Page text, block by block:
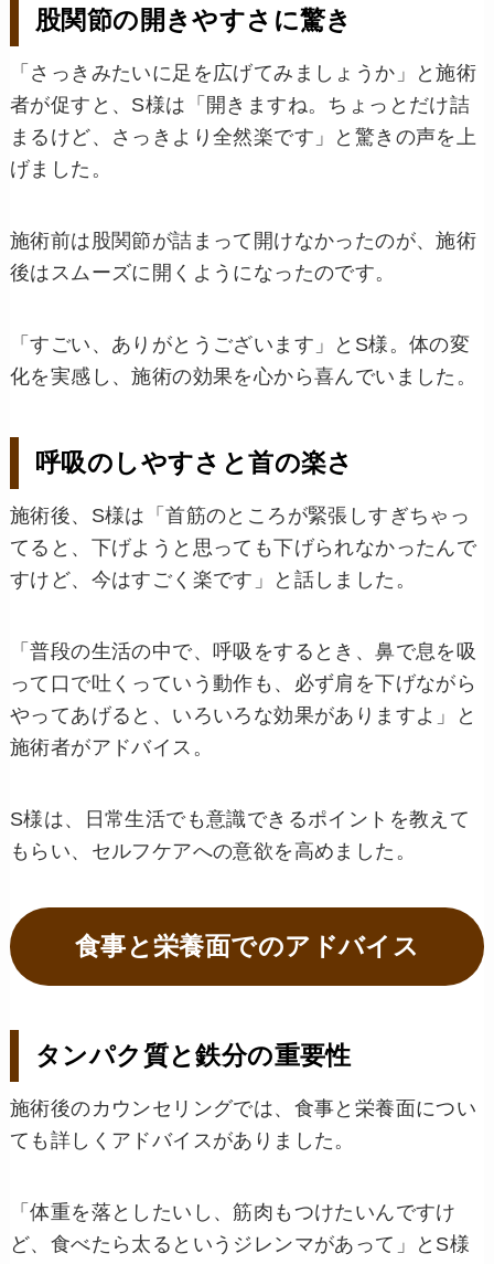
股関節の開きやすさに驚き
「さっきみたいに足を広げてみましょうか」と施術
者が促すと、S様は「開きますね。ちょっとだけ詰
まるけど、さっきより全然楽です」と驚きの声を上
げました。
施術前は股関節が詰まって開けなかったのが、施術
後はスムーズに開くようになったのです。
「すごい、ありがとうございます」とS様。体の変
化を実感し、施術の効果を心から喜んでいました。
呼吸のしやすさと首の楽さ
施術後、S様は「首筋のところが緊張しすぎちゃっ
てると、下げようと思っても下げられなかったんで
すけど、今はすごく楽です」と話しました。
「普段の生活の中で、呼吸をするとき、鼻で息を吸
って口で吐くっていう動作も、必ず肩を下げながら
やってあげると、いろいろな効果がありますよ」と
施術者がアドバイス。
S様は、日常生活でも意識できるポイントを教えて
もらい、セルフケアへの意欲を高めました。
食事と栄養面でのアドバイス
タンパク質と鉄分の重要性
施術後のカウンセリングでは、食事と栄養面につい
ても詳しくアドバイスがありました。
「体重を落としたいし、筋肉もつけたいんですけ
ど、食べたら太るというジレンマがあって」とS様